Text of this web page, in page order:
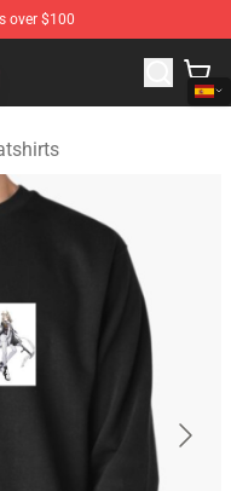
over $100
Merchandise Store